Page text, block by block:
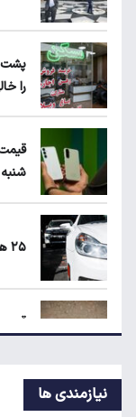
پشت
را
شنبه ۱۷ مرداد ۱۴۰۵
۲۵ هزار خودروی کارکرده در راه ایران
نیازمندی ها